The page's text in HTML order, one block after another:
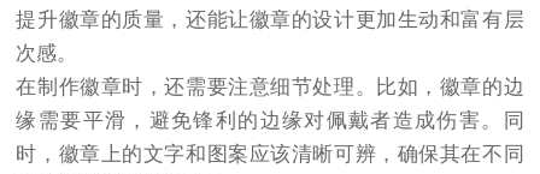
提升徽章的质量，还能让徽章的设计更加生动和富有层
次感。
在制作徽章时，还需要注意细节处理。比如，徽章的边
缘需要平滑，避免锋利的边缘对佩戴者造成伤害。同
时，徽章上的文字和图案应该清晰可辨，确保其在不同